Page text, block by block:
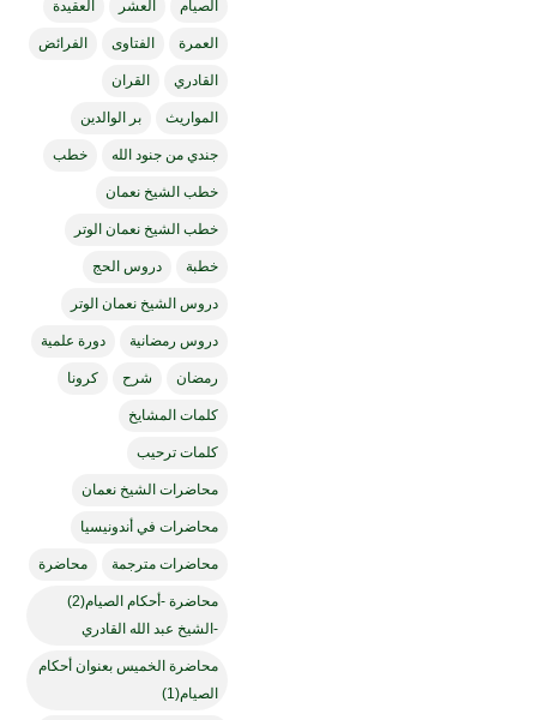
الصيام العشر العقيدة
العمرة الفتاوى الفرائض
القادري القران
المواريث بر الوالدين
جندي من جنود الله خطب
خطب الشيخ نعمان
خطب الشيخ نعمان الوتر
خطبة دروس الحج
دروس الشيخ نعمان الوتر
دروس رمضانية دورة علمية
رمضان شرح كرونا
كلمات المشايخ
كلمات ترحيب
محاضرات الشيخ نعمان
محاضرات في أندونيسيا
محاضرات مترجمة محاضرة
محاضرة -أحكام الصيام(2)
-الشيخ عبد الله القادري
محاضرة الخميس بعنوان أحكام
الصيام(1)